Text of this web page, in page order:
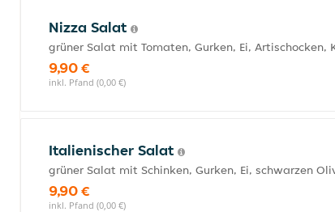
Nizza Salat
grüner Salat mit Tomaten, Gurken, Ei, Artischocken,
9,90 €
inkl. Pfand (0,00 €)
Italienischer Salat
grüner Salat mit Schinken, Gurken, Ei, schwarzen
9,90 €
inkl. Pfand (0,00 €)